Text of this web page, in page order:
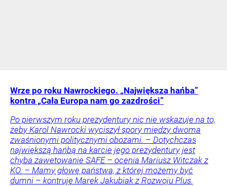
Wrze po roku Nawrockiego. „Największa hańba”
kontra „Cała Europa nam go zazdrości”
Po pierwszym roku prezydentury nic nie wskazuje na to,
żeby Karol Nawrocki wyciszył spory między dwoma
zwaśnionymi politycznymi obozami. – Dotychczas
największą hańbą na karcie jego prezydentury jest
chyba zawetowanie SAFE – ocenia Mariusz Witczak z
KO. – Mamy głowę państwa, z której możemy być
dumni – kontruje Marek Jakubiak z Rozwoju Plus.